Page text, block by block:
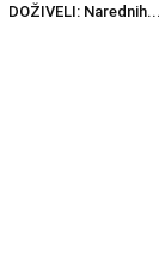
DOŽIVELI: Narednih...